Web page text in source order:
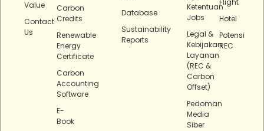
Value
Contact
Us
Carbon
Credits
Renewable
Energy
Certificate
Carbon
Accounting
Software
E-
Book
Database
Sustainability
Reports
Ketentuan
Jobs
Legal &
Kebijakan
Layanan
(REC &
Carbon
Offset)
Pedoman
Media
Siber
Flight
Hotel
Potensi
REC